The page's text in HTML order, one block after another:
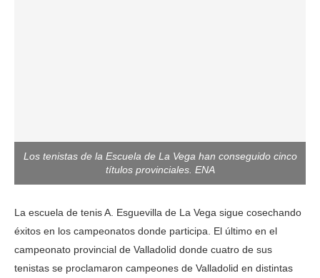
Los tenistas de la Escuela de La Vega han conseguido cinco
títulos provinciales. ENA
La escuela de tenis A. Esguevilla de La Vega sigue cosechando
éxitos en los campeonatos donde participa. El último en el
campeonato provincial de Valladolid donde cuatro de sus
tenistas se proclamaron campeones de Valladolid en distintas